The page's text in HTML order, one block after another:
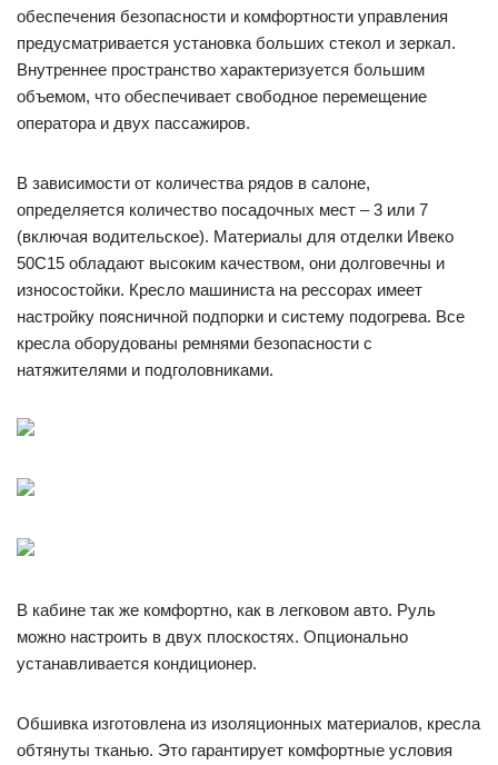
обеспечения безопасности и комфортности управления
предусматривается установка больших стекол и зеркал.
Внутреннее пространство характеризуется большим
объемом, что обеспечивает свободное перемещение
оператора и двух пассажиров.
В зависимости от количества рядов в салоне,
определяется количество посадочных мест – 3 или 7
(включая водительское). Материалы для отделки Ивеко
50С15 обладают высоким качеством, они долговечны и
износостойки. Кресло машиниста на рессорах имеет
настройку поясничной подпорки и систему подогрева. Все
кресла оборудованы ремнями безопасности с
натяжителями и подголовниками.
В кабине так же комфортно, как в легковом авто. Руль
можно настроить в двух плоскостях. Опционально
устанавливается кондиционер.
Обшивка изготовлена из изоляционных материалов, кресла
обтянуты тканью. Это гарантирует комфортные условия